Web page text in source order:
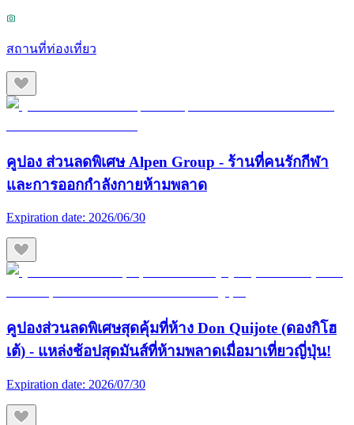
สถานที่ท่องเที่ยว
คูปอง ส่วนลดพิเศษ Alpen Group - ร้านที่คนรักกีฬา
และการออกกำลังกายห้ามพลาด
Expiration date: 2026/06/30
คูปองส่วนลดพิเศษสุดคุ้มที่ห้าง Don Quijote (ดองกิโฮ
เต้) - แหล่งช้อปสุดมันส์ที่ห้ามพลาดเมื่อมาเที่ยวญี่ปุ่น!
Expiration date: 2026/07/30